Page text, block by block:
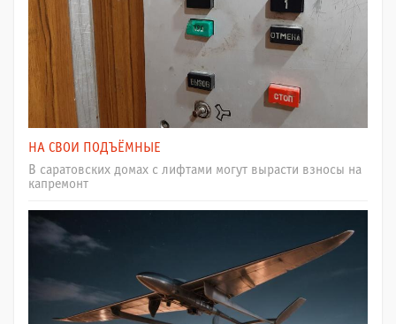
НА СВОИ ПОДЪЁМНЫЕ
В саратовских домах с лифтами могут вырасти взносы на
капремонт